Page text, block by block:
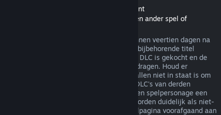
Terugbetalingen van Downloadable Content
(Steam-winkelinhoud bruikbaar binnen een ander spel of
In de Steam-winkel gekochte DLC kan binnen veertien dagen na
aankoop worden terugbetaald, zolang de bijbehorende titel
minder dan twee uur gespeeld is sinds de DLC is gekocht en de
DLC niet is verbruikt, gewijzigd of overgedragen. Houd er
rekening mee dat Steam in sommige gevallen niet in staat is om
terugbetalingen te doen voor een aantal DLC's van derden
(bijvoorbeeld als de DLC onomkeerbaar een spelpersonage een
level laat stijgen). Deze uitzonderingen worden duidelijk als niet-
terugbetaalbaar gemarkeerd op de winkelpagina voorafgaand aan